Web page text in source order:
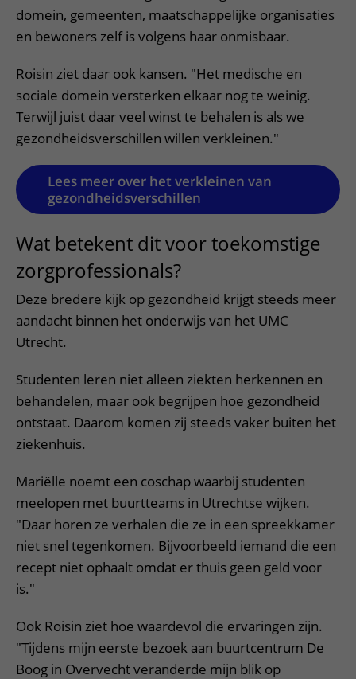
domein, gemeenten, maatschappelijke organisaties
en bewoners zelf is volgens haar onmisbaar.
Roisin ziet daar ook kansen. "Het medische en
sociale domein versterken elkaar nog te weinig.
Terwijl juist daar veel winst te behalen is als we
gezondheidsverschillen willen verkleinen."
Lees meer over het verkleinen van
gezondheidsverschillen
Wat betekent dit voor toekomstige
zorgprofessionals?
Deze bredere kijk op gezondheid krijgt steeds meer
aandacht binnen het onderwijs van het UMC
Utrecht.
Studenten leren niet alleen ziekten herkennen en
behandelen, maar ook begrijpen hoe gezondheid
ontstaat. Daarom komen zij steeds vaker buiten het
ziekenhuis.
Mariëlle noemt een coschap waarbij studenten
meelopen met buurtteams in Utrechtse wijken.
"Daar horen ze verhalen die ze in een spreekkamer
niet snel tegenkomen. Bijvoorbeeld iemand die een
recept niet ophaalt omdat er thuis geen geld voor
is."
Ook Roisin ziet hoe waardevol die ervaringen zijn.
"Tijdens mijn eerste bezoek aan buurtcentrum De
Boog in Overvecht veranderde mijn blik op